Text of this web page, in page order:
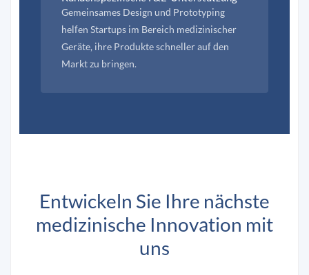
Gemeinsames Design und Prototyping
helfen Startups im Bereich medizinischer
Geräte, ihre Produkte schneller auf den
Markt zu bringen.
Entwickeln Sie Ihre nächste
medizinische Innovation mit
uns